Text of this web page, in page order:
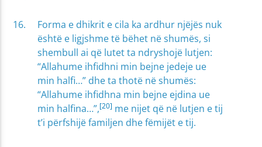
Forma e dhikrit e cila ka ardhur njëjës nuk
është e ligjshme të bëhet në shumës, si
shembull ai që lutet ta ndryshojë lutjen:
“Allahume ihfidhni min bejne jedeje ue
min halfi…” dhe ta thotë në shumës:
“Allahume ihfidhna min bejne ejdina ue
min halfina…”,[20] me nijet që në lutjen e tij
t’i përfshijë familjen dhe fëmijët e tij.